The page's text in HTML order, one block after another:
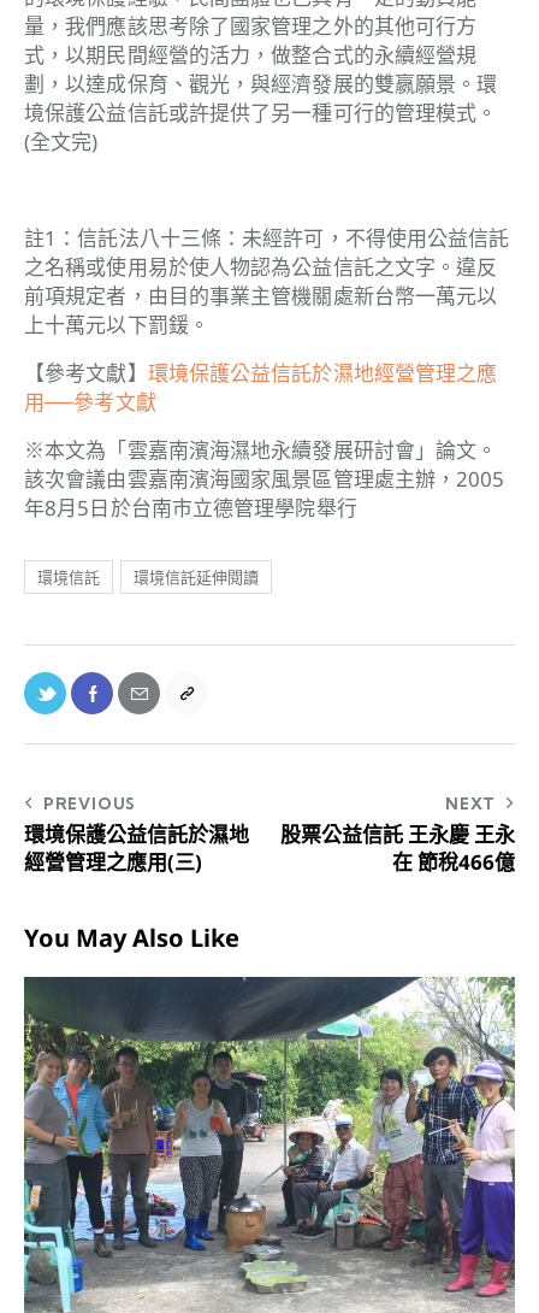
量，我們應該思考除了國家管理之外的其他可行方
式，以期民間經營的活力，做整合式的永續經營規
劃，以達成保育、觀光，與經濟發展的雙嬴願景。環
境保護公益信託或許提供了另一種可行的管理模式。
(全文完)
註1：信託法八十三條：未經許可，不得使用公益信託
之名稱或使用易於使人物認為公益信託之文字。違反
前項規定者，由目的事業主管機關處新台幣一萬元以
上十萬元以下罰鍰。
【參考文獻】 環境保護公益信託於濕地經營管理之應
用──參考文獻
※本文為「雲嘉南濱海濕地永續發展研討會」論文。
該次會議由雲嘉南濱海國家風景區管理處主辦，2005
年8月5日於台南市立德管理學院舉行
環境信託 環境信託延伸閱讀
PREVIOUS
環境保護公益信託於濕地
經營管理之應用(三)
NEXT
股票公益信託 王永慶 王永
在 節稅466億
You May Also Like